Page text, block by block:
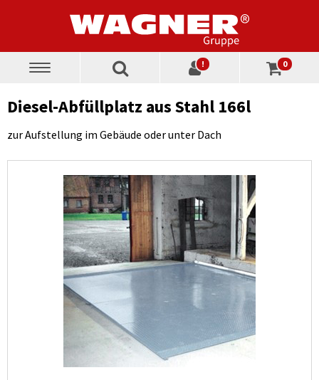
Toggle
! 0
Diesel-Abfüllplatz aus Stahl 166l
zur Aufstellung im Gebäude oder unter Dach